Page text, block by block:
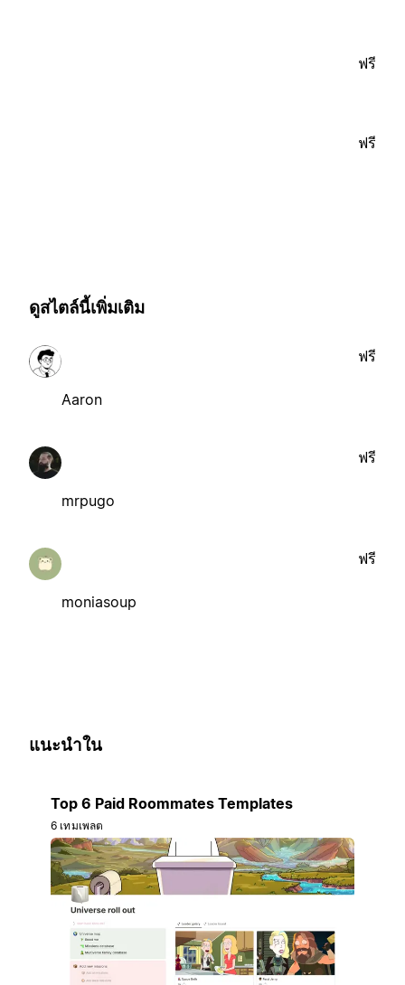
ฟรี
ฟรี
ดูสไตล์นี้เพิ่มเติม
Aaron
ฟรี
mrpugo
ฟรี
moniasoup
ฟรี
แนะนำใน
Top 6 Paid Roommates Templates
6 เทมเพลต